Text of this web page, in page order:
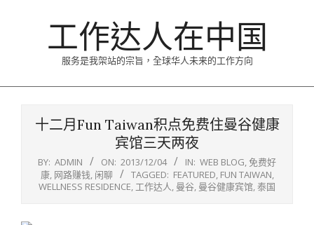
工作达人在中国
服务是我架站的宗旨，全球华人未来的工作方向
十二月Fun Taiwan积点免费住曼谷健康
宾馆三天两夜
BY: ADMIN ON: 2013/12/04 IN: WEB BLOG, 免费好
康, 网路赚钱, 闲聊 TAGGED: FEATURED, FUN TAIWAN,
WELLNESS RESIDENCE, 工作达人, 曼谷, 曼谷健康宾馆,泰国